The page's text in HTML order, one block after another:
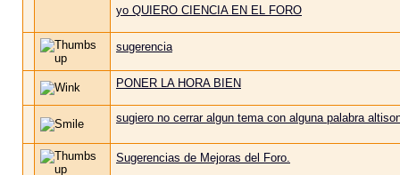
yo QUIERO CIENCIA EN EL FORO
sugerencia
PONER LA HORA BIEN
sugiero no cerrar algun tema con alguna palabra
Sugerencias de Mejoras del Foro.